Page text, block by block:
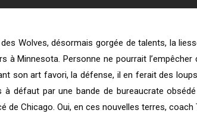
Wolves, désormais gorgée de talents, la
à Minnesota. Personne ne pourrait
son art favori, la défense, il en ferait des
par une bande de bureaucrate obsédé
de Chicago. Oui, en ces nouvelles terres,